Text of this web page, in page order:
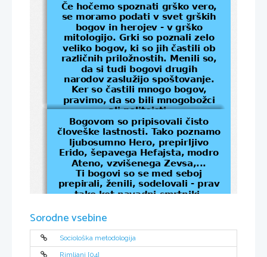
Če hočemo spoznati grško vero,
se moramo podati v svet grških
bogov in herojev - v grško
mitologijo. Grki so poznali zelo
veliko bogov, ki so jih častili ob
različnih priložnostih. Menili so,
da si tudi bogovi drugih
narodov zaslužijo spoštovanje.
Ker so častili mnogo bogov,
pravimo, da so bili mnogobožci
ali politeisti.
Bogovom so pripisovali čisto
človeške lastnosti. Tako poznamo
ljubosumno Hero, prepirljivo
Erido, šepavega Hefajsta, modro
Ateno, vzvišenega Zevsa,...
Ti bogovi so se med seboj
prepirali, ženili, sodelovali - prav
tako kot navadni smrtniki.
večna mladost so bile tiste
lastnosti, ki so jih ločevale od
navadnih smrtnikov.
Sorodne vsebine
Sociološka metodologija
Rimljani [04]